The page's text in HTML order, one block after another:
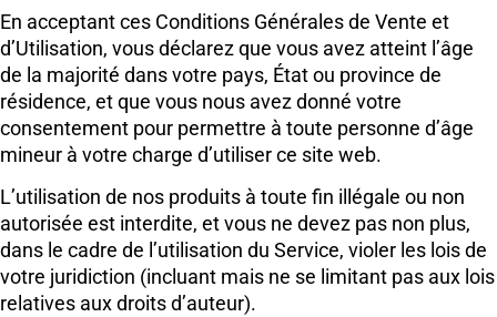
En acceptant ces Conditions Générales de Vente et
d’Utilisation, vous déclarez que vous avez atteint l’âge
de la majorité dans votre pays, État ou province de
résidence, et que vous nous avez donné votre
consentement pour permettre à toute personne d’âge
mineur à votre charge d’utiliser ce site web.
L’utilisation de nos produits à toute fin illégale ou non
autorisée est interdite, et vous ne devez pas non plus,
dans le cadre de l’utilisation du Service, violer les lois de
votre juridiction (incluant mais ne se limitant pas aux lois
relatives aux droits d’auteur).